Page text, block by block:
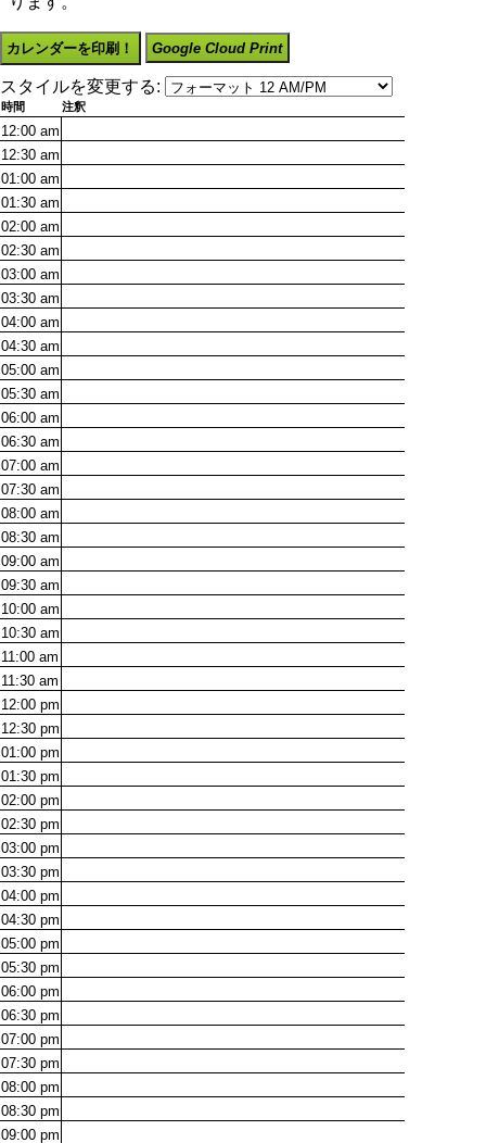
カレンダーを印刷！ Google Cloud Print
スタイルを変更する:
時間 注釈
12:00 am
12:30 am
01:00 am
01:30 am
02:00 am
02:30 am
03:00 am
03:30 am
04:00 am
04:30 am
05:00 am
05:30 am
06:00 am
06:30 am
07:00 am
07:30 am
08:00 am
08:30 am
09:00 am
09:30 am
10:00 am
10:30 am
11:00 am
11:30 am
12:00 pm
12:30 pm
01:00 pm
01:30 pm
02:00 pm
02:30 pm
03:00 pm
03:30 pm
04:00 pm
04:30 pm
05:00 pm
05:30 pm
06:00 pm
06:30 pm
07:00 pm
07:30 pm
08:00 pm
08:30 pm
09:00 pm